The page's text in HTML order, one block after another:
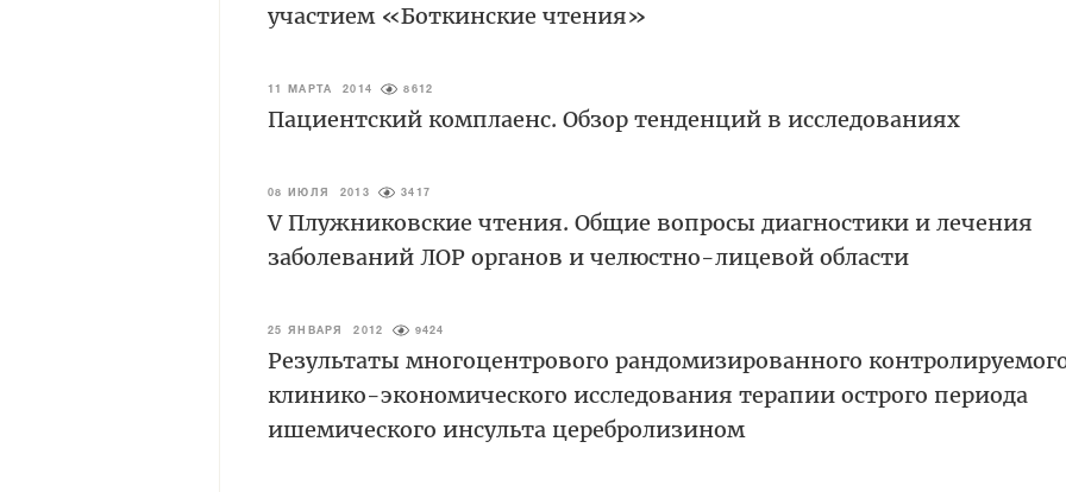
участием «Боткинские чтения»
11 МАРТА 2014 8612
Пациентский комплаенс. Обзор тенденций в исследованиях
08 ИЮЛЯ 2013 3417
V Плужниковские чтения. Общие вопросы диагностики и лечения
заболеваний ЛОР органов и челюстно-лицевой области
25 ЯНВАРЯ 2012 9424
Результаты многоцентрового рандомизированного
клинико-экономического исследования терапии острого периода
ишемического инсульта церебролизином